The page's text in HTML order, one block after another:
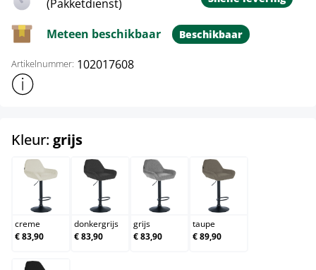
(Pakketdienst)
Meteen beschikbaar Beschikbaar
Artikelnummer: 102017608
Toon meer productinformatie
Kleur: grijsselect
creme
creme
€ 83,90
donkergrijs
donkergrijs
€ 83,90
grijs
grijs
€ 83,90
taupe
taupe
€ 89,90